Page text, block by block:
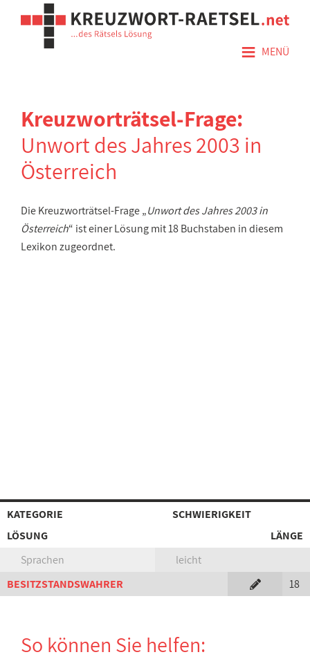
≡ MENÜ
Kreuzworträtsel-Frage:
Unwort des Jahres 2003 in
Österreich
Die Kreuzworträtsel-Frage „Unwort des Jahres 2003 in
Österreich“ ist einer Lösung mit 18 Buchstaben in diesem
Lexikon zugeordnet.
KATEGORIE
SCHWIERIGKEIT
LÖSUNG
LÄNGE
Sprachen
leicht
BESITZSTANDSWAHRER
18
So können Sie helfen: